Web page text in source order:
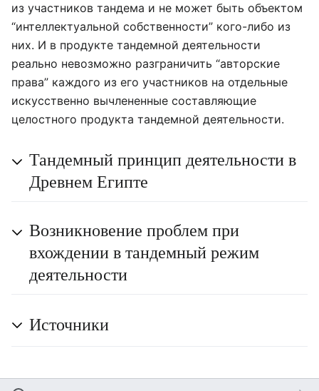
из участников тандема и не может быть объектом
“интеллектуальной собственности” кого-либо из
них. И в продукте тандемной деятельности
реально невозможно разграничить “авторские
права” каждого из его участников на отдельные
искусственно вычлененные составляющие
целостного продукта тандемной деятельности.
Тандемный принцип деятельности в
Древнем Египте
Возникновение проблем при
вхождении в тандемный режим
деятельности
Источники